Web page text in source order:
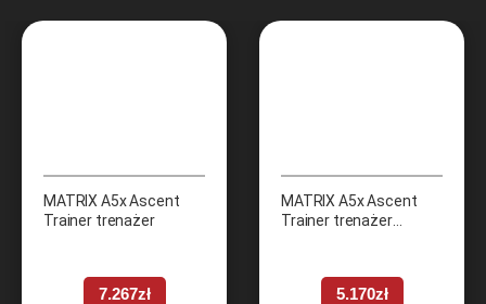
MATRIX A5x Ascent
Trainer trenażer
7.267zł
MATRIX A5x Ascent
Trainer trenażer
5.170zł